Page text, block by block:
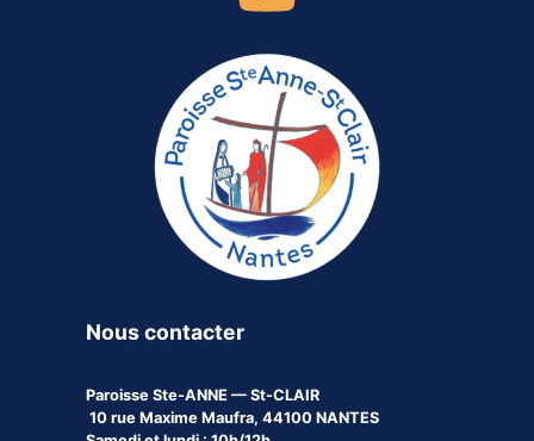
Nous contacter
Paroisse Ste-ANNE — St-CLAIR
10 rue Maxime Maufra, 44100 NANTES